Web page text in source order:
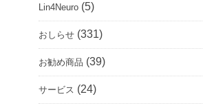
Lin4Neuro (5)
おしらせ (331)
お勧め商品 (39)
サービス (24)